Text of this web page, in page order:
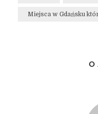
Miejsca w Gdańsku
O